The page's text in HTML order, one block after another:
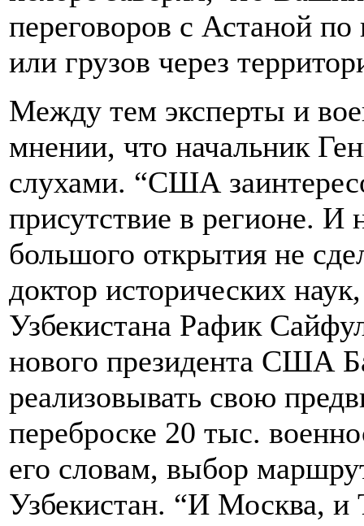
переговоров с Астаной по
или грузов через
Между тем эксперты и
мнении, что начальник
слухами. “США
присутствие в регионе.
большого открытия не
доктор исторических
Узбекистана Рафик
нового президента США
реализовывать свою
переброске 20 тыс.
его словам, выбор
Узбекистан. “И Москва, и